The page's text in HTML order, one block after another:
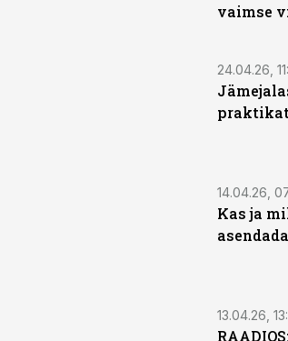
vaimse
24.04.26,
14.04.26,
Kas ja
13.04.26,